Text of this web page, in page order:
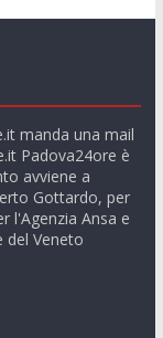
manda una mail
Padova24ore è
avviene a
Gottardo, per
l'Agenzia Ansa e
del Veneto